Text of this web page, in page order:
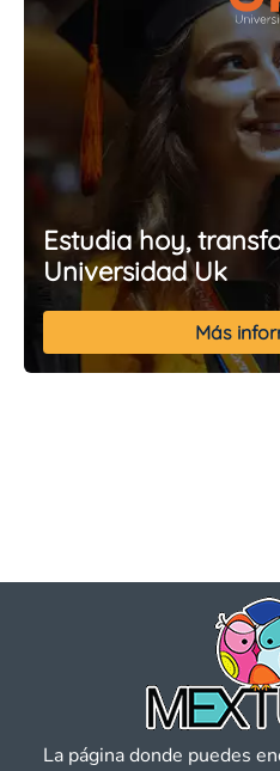
Estudia hoy,
Universidad Uk
Más
La página donde puedes